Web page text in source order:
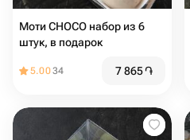
Моти CHOCO набор из 6
штук, в подарок
5.0034 7 865֏